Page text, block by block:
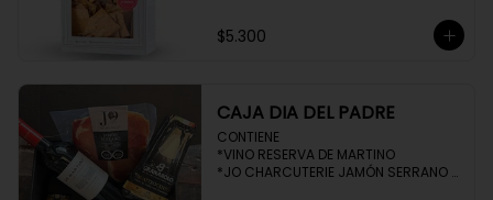
$5.300
CAJA DIA DEL PADRE
CONTIENE
*VINO RESERVA DE MARTINO
*JO CHARCUTERIE JAMÓN SERRANO